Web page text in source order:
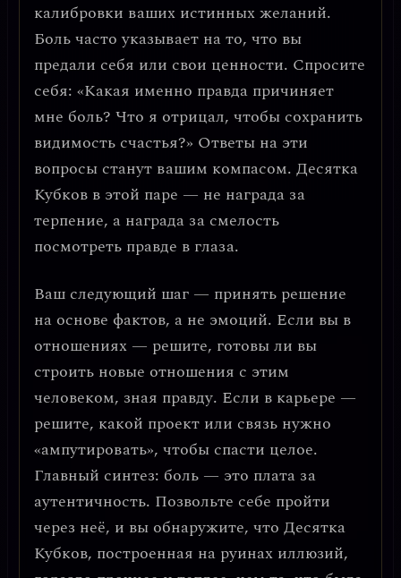
калибровки ваших истинных желаний.
Боль часто указывает на то, что вы
предали себя или свои ценности. Спросите
себя: «Какая именно правда причиняет
мне боль? Что я отрицал, чтобы сохранить
видимость счастья?» Ответы на эти
вопросы станут вашим компасом. Десятка
Кубков в этой паре — не награда за
терпение, а награда за смелость
посмотреть правде в глаза.
Ваш следующий шаг — принять решение
на основе фактов, а не эмоций. Если вы в
отношениях — решите, готовы ли вы
строить новые отношения с этим
человеком, зная правду. Если в карьере —
решите, какой проект или связь нужно
«ампутировать», чтобы спасти целое.
Главный синтез: боль — это плата за
аутентичность. Позвольте себе пройти
через неё, и вы обнаружите, что Десятка
Кубков, построенная на руинах иллюзий,